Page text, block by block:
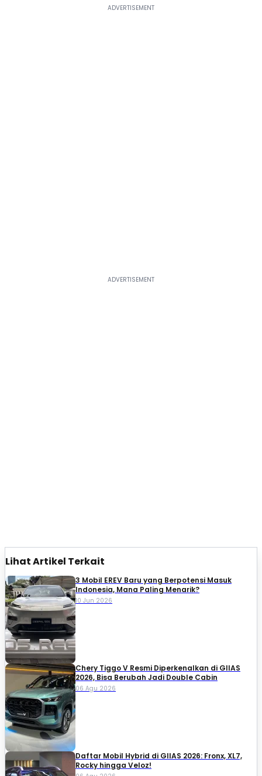
Lihat Artikel Terkait
3 Mobil EREV Baru yang Berpotensi Masuk
Indonesia, Mana Paling Menarik?
10 Jun 2026
Chery Tiggo V Resmi Diperkenalkan di GIIAS
2026, Bisa Berubah Jadi Double Cabin
06 Agu 2026
Daftar Mobil Hybrid di GIIAS 2026: Fronx, XL7,
Rocky hingga Veloz!